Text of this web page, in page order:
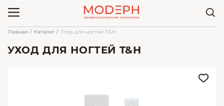
Главная Каталог Уход для ногтей T&H
УХОД ДЛЯ НОГТЕЙ T&H